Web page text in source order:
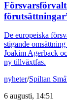
De europeiska
stigande
Joakim Agerback
ny tillväxtfas.
nyheter/Spiltan
6 augusti, 14:51